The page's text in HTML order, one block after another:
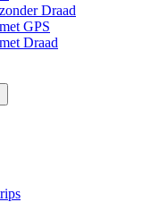
Draad
GPS
Draad